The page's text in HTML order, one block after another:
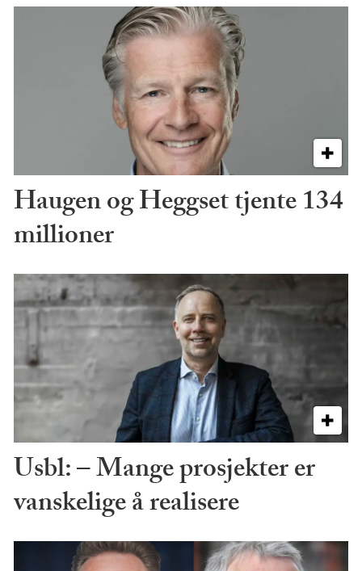
Haugen og Heggset tjente 134
millioner
Usbl: – Mange prosjekter er
vanskelige å realisere